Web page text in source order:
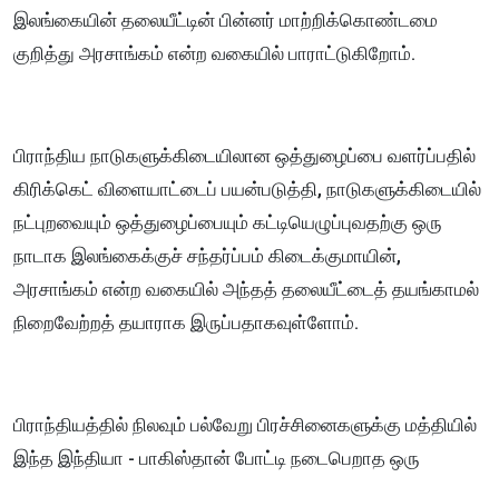
இலங்கையின் தலையீட்டின் பின்னர் மாற்றிக்கொண்டமை
குறித்து அரசாங்கம் என்ற வகையில் பாராட்டுகிறோம்.
பிராந்திய நாடுகளுக்கிடையிலான ஒத்துழைப்பை வளர்ப்பதில்
கிரிக்கெட் விளையாட்டைப் பயன்படுத்தி, நாடுகளுக்கிடையில்
நட்புறவையும் ஒத்துழைப்பையும் கட்டியெழுப்புவதற்கு ஒரு
நாடாக இலங்கைக்குச் சந்தர்ப்பம் கிடைக்குமாயின்,
அரசாங்கம் என்ற வகையில் அந்தத் தலையீட்டைத் தயங்காமல்
நிறைவேற்றத் தயாராக இருப்பதாகவுள்ளோம்.
பிராந்தியத்தில் நிலவும் பல்வேறு பிரச்சினைகளுக்கு மத்தியில்
இந்த இந்தியா - பாகிஸ்தான் போட்டி நடைபெறாத ஒரு